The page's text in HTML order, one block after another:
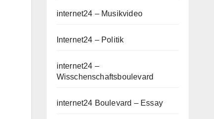
internet24 – Musikvideo
Internet24 – Politik
internet24 –
Wisschenschaftsboulevard
internet24 Boulevard – Essay